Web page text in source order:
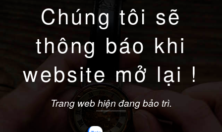
Chúng tôi sẽ
thông báo khi
website mở lại !
Trang web hiện đang bảo trì.